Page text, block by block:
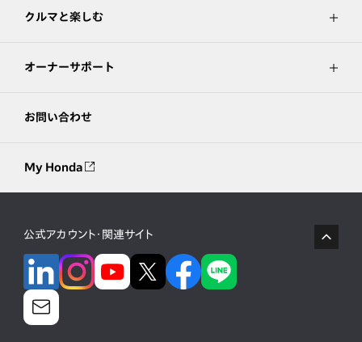
クルマと楽しむ
オーナーサポート
お問い合わせ
My Honda
公式アカウント・関連サイト